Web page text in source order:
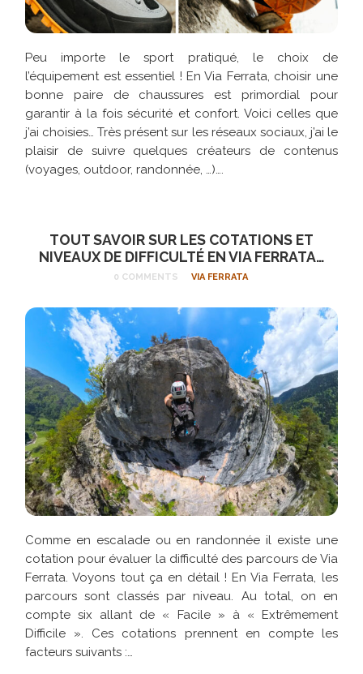
Peu importe le sport pratiqué, le choix de
l’équipement est essentiel ! En Via Ferrata, choisir une
bonne paire de chaussures est primordial pour
garantir à la fois sécurité et confort. Voici celles que
j’ai choisies… Très présent sur les réseaux sociaux, j’ai le
plaisir de suivre quelques créateurs de contenus
(voyages, outdoor, randonnée, …)….
TOUT SAVOIR SUR LES COTATIONS ET
NIVEAUX DE DIFFICULTÉ EN VIA FERRATA…
0 COMMENTS VIA FERRATA
Comme en escalade ou en randonnée il existe une
cotation pour évaluer la difficulté des parcours de Via
Ferrata. Voyons tout ça en détail ! En Via Ferrata, les
parcours sont classés par niveau. Au total, on en
compte six allant de « Facile » à « Extrêmement
Difficile ». Ces cotations prennent en compte les
facteurs suivants :…